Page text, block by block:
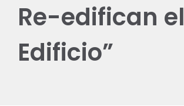
Re-edifican el
Edificio”